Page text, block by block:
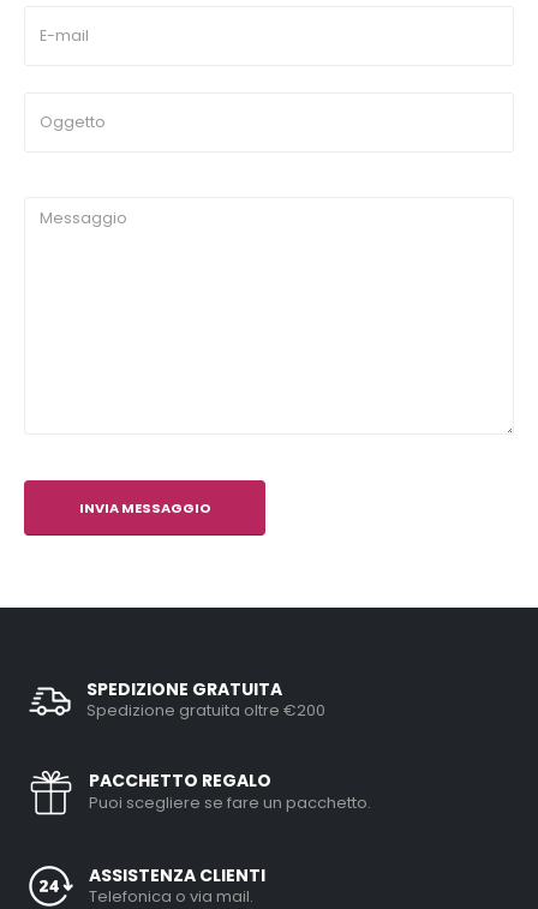
SPEDIZIONE GRATUITA
Spedizione gratuita oltre €200
PACCHETTO REGALO
Puoi scegliere se fare un pacchetto.
ASSISTENZA CLIENTI
Telefonica o via mail.